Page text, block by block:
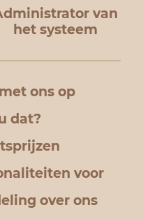
van
het systeem
ons op
dat?
voor
over ons